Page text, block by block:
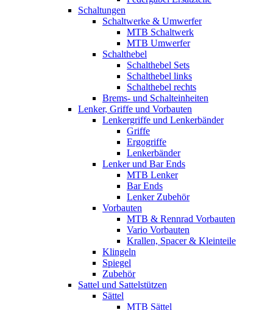
Schaltungen
Schaltwerke & Umwerfer
MTB Schaltwerk
MTB Umwerfer
Schalthebel
Schalthebel Sets
Schalthebel links
Schalthebel rechts
Brems- und Schalteinheiten
Lenker, Griffe und Vorbauten
Lenkergriffe und Lenkerbänder
Griffe
Ergogriffe
Lenkerbänder
Lenker und Bar Ends
MTB Lenker
Bar Ends
Lenker Zubehör
Vorbauten
MTB & Rennrad Vorbauten
Vario Vorbauten
Krallen, Spacer & Kleinteile
Klingeln
Spiegel
Zubehör
Sattel und Sattelstützen
Sättel
MTB Sättel